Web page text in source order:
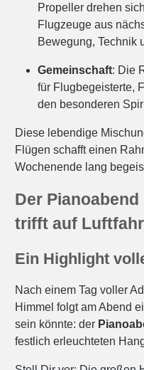
Propeller drehen
Flugzeuge aus
Bewegung, Technik
Gemeinschaft: Die
für Flugbegeisterte,
den besonderen
Diese lebendige
Flügen schafft einen
Wochenende lang
Der
trifft auf
Ein Highlight
Nach einem Tag voller
Himmel folgt am Abend
sein könnte: der
festlich erleuchteten